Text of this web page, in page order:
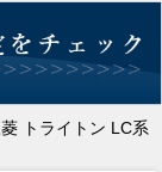
トライトン LC系